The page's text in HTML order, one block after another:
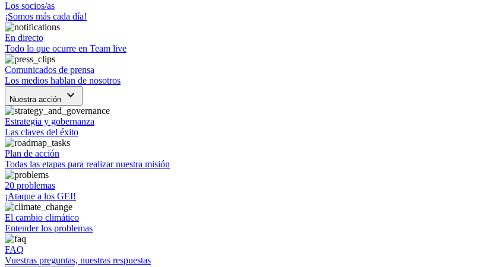
Los socios/as
¡Somos más cada día!
En directo
Todo lo que ocurre en Team live
Comunicados de prensa
Los medios hablan de nosotros
Nuestra acción keyboard_arrow_down
Estrategia y gobernanza
Las claves del éxito
Plan de acción
Todas las etapas para realizar nuestra misión
20 problemas
¡Ataque a los GEI!
El cambio climático
Entender los problemas
FAQ
Vuestras preguntas, nuestras respuestas